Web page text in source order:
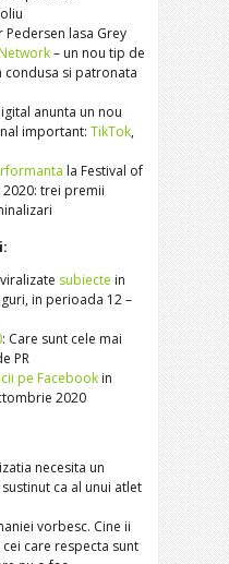
Pedersen lasa Grey
– un nou tip de
condusa si patronata
anunta un nou
important: TikTok,
la Festival of
trei premii
subiecte in
in perioada 12 –
: Care sunt cele mai
PR
pe Facebook in
2020
necesita un
ca al unui atlet
vorbesc. Cine ii
care respecta sunt